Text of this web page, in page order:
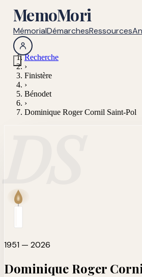
MemoMori
MémorialDémarchesRessources
Recherche
›
Finistère
›
Bénodet
›
Dominique Roger Cornil Saint-Pol
1951 — 2026
Dominique Roger